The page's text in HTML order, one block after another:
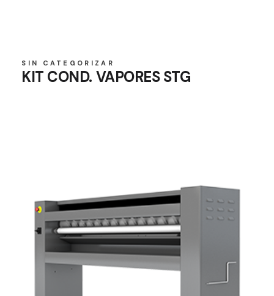
SIN CATEGORIZAR
KIT COND. VAPORES STG